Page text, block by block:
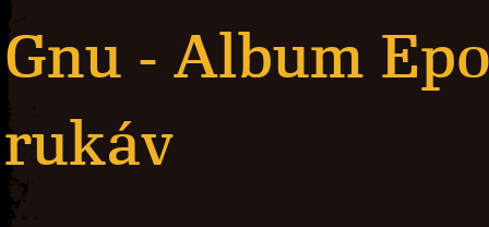
Gnu - Album
rukáv